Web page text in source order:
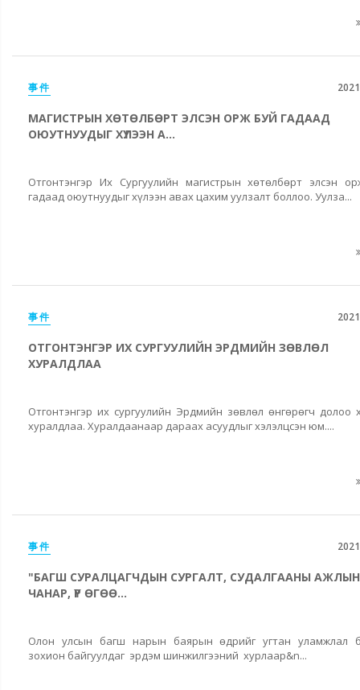
事件
МАГИСТРЫН ХӨТӨЛБӨРТ ЭЛСЭН ОРЖ БУЙ ГАДААД
ОЮУТНУУДЫГ ХҮЛЭЭН А...
Отгонтэнгэр Их Сургуулийн магистрын хөтөлбөрт элсэн
гадаад оюутнуудыг хүлээн авах цахим уулзалт боллоо. Уулза...
事件
ОТГОНТЭНГЭР ИХ СУРГУУЛИЙН ЭРДМИЙН ЗӨВЛӨЛ
ХУРАЛДЛАА
Отгонтэнгэр их сургуулийн Эрдмийн зөвлөл өнгөрөгч долоо
хуралдлаа. Хуралдаанаар дараах асуудлыг хэлэлцсэн юм....
事件
"БАГШ СУРАЛЦАГЧДЫН СУРГАЛТ, СУДАЛГААНЫ АЖЛЫН
ЧАНАР, ҮР ӨГӨӨ...
Олон улсын багш нарын баярын өдрийг угтан уламжлал
зохион байгуулдаг эрдэм шинжилгээний хурлаар&n...